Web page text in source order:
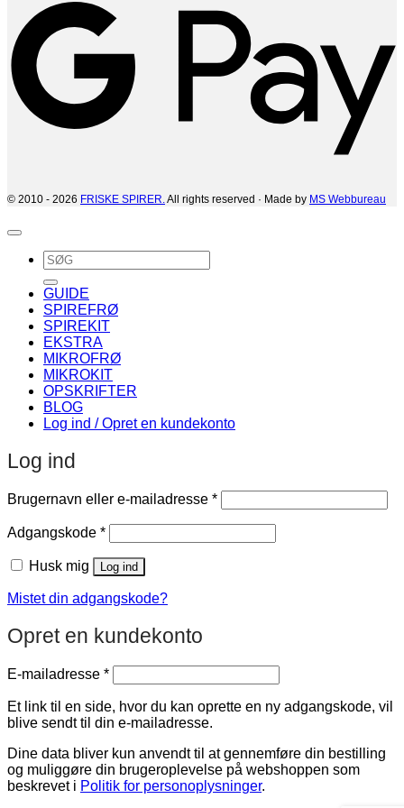
© 2010 - 2026 FRISKE SPIRER. All rights reserved · Made by MS Webbureau
Søg
efter:
GUIDE
SPIREFRØ
SPIREKIT
EKSTRA
MIKROFRØ
MIKROKIT
OPSKRIFTER
BLOG
Log ind / Opret en kundekonto
Log ind
Brugernavn eller e-mailadresse *Påkrævet
Adgangskode *Påkrævet
Husk mig Log ind
Mistet din adgangskode?
Opret en kundekonto
E-mailadresse *Påkrævet
Et link til en side, hvor du kan oprette en ny adgangskode, vil
blive sendt til din e-mailadresse.
Dine data bliver kun anvendt til at gennemføre din bestilling
og muliggøre din brugeroplevelse på webshoppen som
beskrevet i Politik for personoplysninger.